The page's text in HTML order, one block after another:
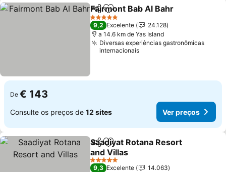
PartilharAdicionar aos favoritos
Fairmont Bab Al Bahr
5 Estrelas
9,2 Excelente
24.128
a 14.6 km de Yas Island
Diversas experiências gastronômicas
internacionais
De € 143
Consulte os preços de 12 sites Ver preços
PartilharAdicionar aos favoritos
Saadiyat Rotana Resort
and Villas
Ver preços
5 Estrelas
9,3 Excelente
14.063